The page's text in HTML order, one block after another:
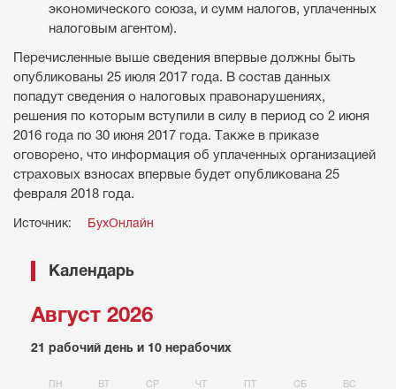
экономического союза, и сумм налогов, уплаченных
налоговым агентом).
Перечисленные выше сведения впервые должны быть
опубликованы 25 июля 2017 года. В состав данных
попадут сведения о налоговых правонарушениях,
решения по которым вступили в силу в период со 2 июня
2016 года по 30 июня 2017 года. Также в приказе
оговорено, что информация об уплаченных организацией
страховых взносах впервые будет опубликована 25
февраля 2018 года.
Источник: БухОнлайн
Календарь
Август 2026
21 рабочий день и 10 нерабочих
ПН ВТ СР ЧТ ПТ СБ ВС